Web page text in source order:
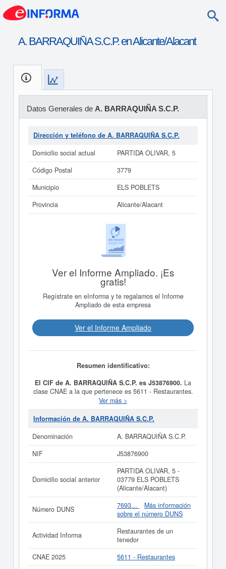
A. BARRAQUIÑA S.C.P. en Alicante/Alacant
Datos Generales de A. BARRAQUIÑA S.C.P.
Dirección y teléfono de A. BARRAQUIÑA S.C.P.
Domicilio social actual
PARTIDA OLIVAR, 5
Código Postal
3779
Municipio
ELS POBLETS
Provincia
Alicante/Alacant
Ver el Informe Ampliado. ¡Es
gratis!
Regístrate en eInforma y te regalamos el Informe
Ampliado de esta empresa
Ver el Informe Ampliado
Resumen identificativo:
El CIF de A. BARRAQUIÑA S.C.P. es J53876900. La
clase CNAE a la que pertenece es 5611 - Restaurantes.
A. BARRAQUIÑA S.C.P.
clasificación del SIC es el 58120000. Esta empresa
acumula 17 consultas, la última se ha producido el
que esta empresa y las relacionadas de su sector
Si está interesado en conocer más datos de la empresa
A. BARRAQUIÑA S.C.P. puedeacceder inmediatamente
a este Informe ampliado
de A. BARRAQUIÑA S.C.P. y
consultar los resultados de sus años de actividad, así
como los balances y cuentas de resultados disponibles.
La última actualización del informe de empresa se ha
realizado el 24/10/2023.
Ver más >
Información de A. BARRAQUIÑA S.C.P.
Denominación
A. BARRAQUIÑA S.C.P.
NIF
J53876900
Domicilio social anterior
PARTIDA OLIVAR, 5 -
03779 ELS POBLETS
(Alicante/Alacant)
Número DUNS 7693...
Más información
sobre el número DUNS
Actividad Informa
Restaurantes de un
tenedor
CNAE 2025
5611 - Restaurantes